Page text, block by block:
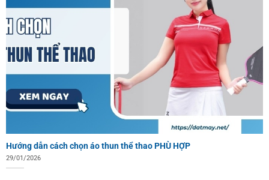
Hướng dẫn cách chọn áo thun thể thao PHÙ HỢP
29/01/2026